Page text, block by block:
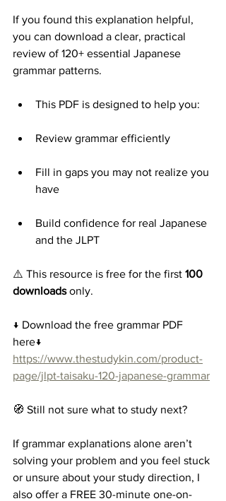
If you found this explanation helpful,
you can download a clear, practical
review of 120+ essential Japanese
grammar patterns.
This PDF is designed to help you:
Review grammar efficiently
Fill in gaps you may not realize you
have
Build confidence for real Japanese
and the JLPT
⚠️ This resource is free for the first 100
downloads only.
↓ Download the free grammar PDF
here↓
https://www.thestudykin.com/product-
page/jlpt-taisaku-120-japanese-grammar
🧭 Still not sure what to study next?
If grammar explanations alone aren’t
solving your problem and you feel stuck
or unsure about your study direction, I
also offer a FREE 30-minute one-on-